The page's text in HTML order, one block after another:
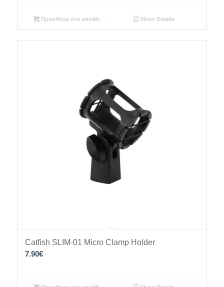
Προσθήκη στο καλάθι Show Details
Catfish SLIM-01 Micro Clamp Holder
7.90€